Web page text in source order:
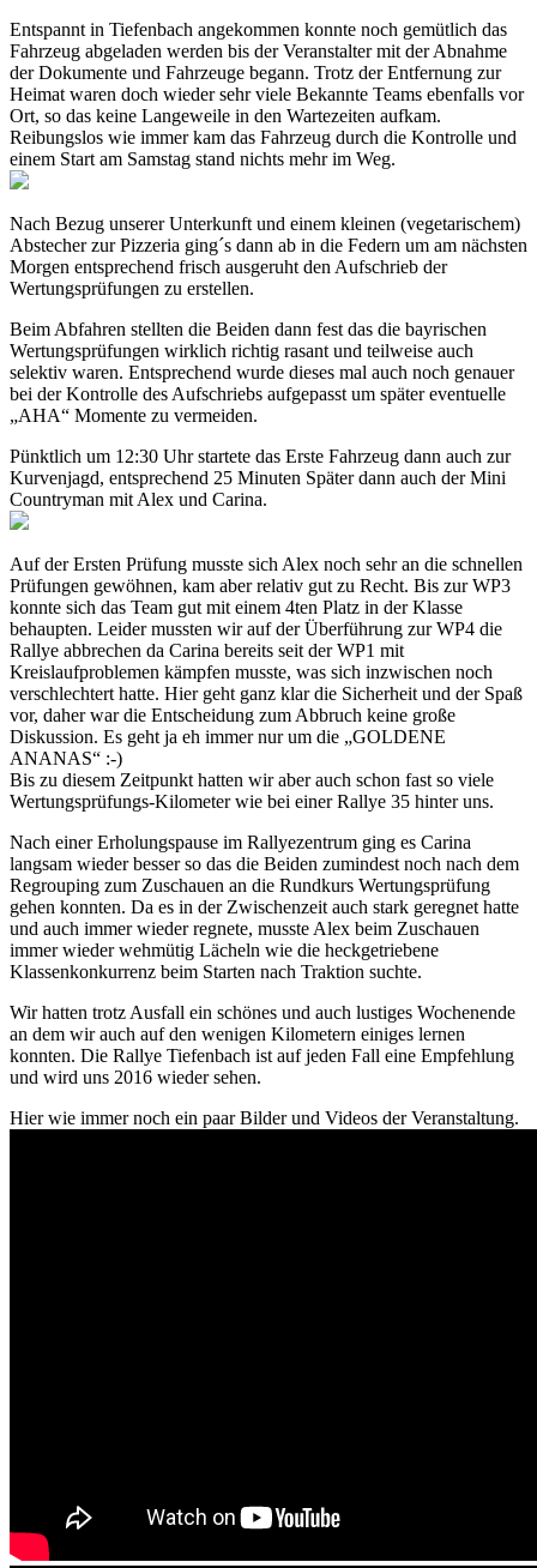
Entspannt in Tiefenbach angekommen konnte noch gemütlich das
Fahrzeug abgeladen werden bis der Veranstalter mit der Abnahme
der Dokumente und Fahrzeuge begann. Trotz der Entfernung zur
Heimat waren doch wieder sehr viele Bekannte Teams ebenfalls vor
Ort, so das keine Langeweile in den Wartezeiten aufkam.
Reibungslos wie immer kam das Fahrzeug durch die Kontrolle und
einem Start am Samstag stand nichts mehr im Weg.
Nach Bezug unserer Unterkunft und einem kleinen (vegetarischem)
Abstecher zur Pizzeria ging´s dann ab in die Federn um am nächsten
Morgen entsprechend frisch ausgeruht den Aufschrieb der
Wertungsprüfungen zu erstellen.
Beim Abfahren stellten die Beiden dann fest das die bayrischen
Wertungsprüfungen wirklich richtig rasant und teilweise auch
selektiv waren. Entsprechend wurde dieses mal auch noch genauer
bei der Kontrolle des Aufschriebs aufgepasst um später eventuelle
„AHA“ Momente zu vermeiden.
Pünktlich um 12:30 Uhr startete das Erste Fahrzeug dann auch zur
Kurvenjagd, entsprechend 25 Minuten Später dann auch der Mini
Countryman mit Alex und Carina.
Auf der Ersten Prüfung musste sich Alex noch sehr an die schnellen
Prüfungen gewöhnen, kam aber relativ gut zu Recht. Bis zur WP3
konnte sich das Team gut mit einem 4ten Platz in der Klasse
behaupten. Leider mussten wir auf der Überführung zur WP4 die
Rallye abbrechen da Carina bereits seit der WP1 mit
Kreislaufproblemen kämpfen musste, was sich inzwischen noch
verschlechtert hatte. Hier geht ganz klar die Sicherheit und der Spaß
vor, daher war die Entscheidung zum Abbruch keine große
Diskussion. Es geht ja eh immer nur um die „GOLDENE
ANANAS“ :-)
Bis zu diesem Zeitpunkt hatten wir aber auch schon fast so viele
Wertungsprüfungs-Kilometer wie bei einer Rallye 35 hinter uns.
Nach einer Erholungspause im Rallyezentrum ging es Carina
langsam wieder besser so das die Beiden zumindest noch nach dem
Regrouping zum Zuschauen an die Rundkurs Wertungsprüfung
gehen konnten. Da es in der Zwischenzeit auch stark geregnet hatte
und auch immer wieder regnete, musste Alex beim Zuschauen
immer wieder wehmütig Lächeln wie die heckgetriebene
Klassenkonkurrenz beim Starten nach Traktion suchte.
Wir hatten trotz Ausfall ein schönes und auch lustiges Wochenende
an dem wir auch auf den wenigen Kilometern einiges lernen
konnten. Die Rallye Tiefenbach ist auf jeden Fall eine Empfehlung
und wird uns 2016 wieder sehen.
Hier wie immer noch ein paar Bilder und Videos der Veranstaltung.